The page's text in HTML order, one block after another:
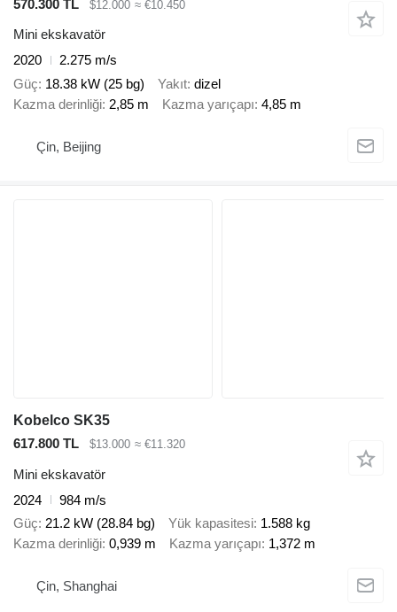
570.300 TL $12.000 ≈ €10.450
Mini ekskavatör
2020
2.275 m/s
Güç 18.38 kW (25 bg) Yakıt dizel
Kazma derinliği 2,85 m Kazma yarıçapı 4,85 m
Çin, Beijing
Kobelco SK35
617.800 TL
$13.000 ≈ €11.320
Mini ekskavatör
2024
984 m/s
Güç 21.2 kW (28.84 bg) Yük kapasitesi 1.588 kg
Kazma derinliği 0,939 m Kazma yarıçapı 1,372 m
Çin, Shanghai